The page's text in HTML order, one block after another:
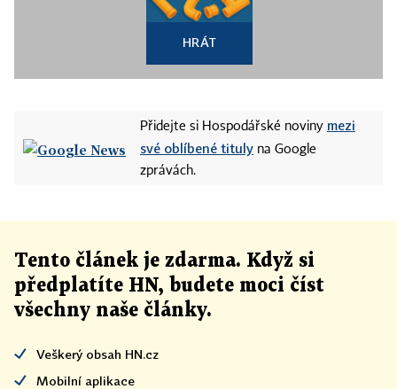
HRÁT
Přidejte si Hospodářské noviny mezi
své oblíbené tituly na Google
zprávách.
Tento článek je zdarma. Když si
předplatíte HN, budete moci číst
všechny naše články.
Veškerý obsah HN.cz
Mobilní aplikace